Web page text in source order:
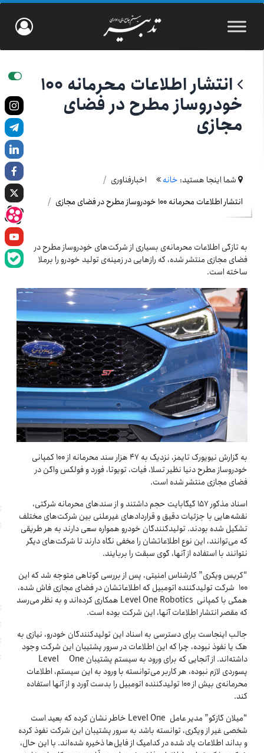
انتشار اطلاعات محرمانه‌ ۱۰۰
خودروساز مطرح در فضای
مجازی
شما اینجا هستید: خانه
اخبارفناوری
انتشار اطلاعات محرمانه‌ ۱۰۰ خودروساز مطرح در فضای مجازی
به تازگی اطلاعات محرمانه‌ی‌‌ بسیاری از شرکت‌های خودروساز مطرح در
فضای مجازی منتشر شده، که رازهایی در زمینه‌ی تولید خودرو را برملا
ساخته است.
به گزارش نیویورک تایمز، نزدیک به ۴۷ هزار سند محرمانه از ۱۰۰ کمپانی
خودروساز مطرح دنیا نظیر تسلا، فیات، تویوتا، فورد و فولکس ‌واگن در
فضای مجازی منتشر شده است.
اسناد مذکور ۱۵۷ گیگابایت حجم داشتند و از سندهای محرمانه شرکتی،
نقشه‌هایی با جزئیات دقیق و قراردادهای غیرعلنی بین شرکت‌های مختلف
تشکیل شده‌‌ بودند. تولیدکنندگان خودرو همواره سعی دارند به هر طریقی
که می‌توانند، این نوع اطلاعاتشان را مخفی نگاه دارند تا شرکت‌های دیگر
نتوانند با استفاده از آنها، گوی سبقت را بربایند.
“کریس ویکری” کارشناس امنیتی، پس از بررسی کوتاهی متوجه شد که این
۱۰۰ شرکت تولید‌کننده اتومبیل که اطلاعاتشان در فضای مجازی فاش شده،
همگی با کمپانی Level One Robotics همکاری کرده‌اند و به نظر می‌رسد
که مقصر انتشار اطلاعات آنها، این شرکت بوده است.
جالب اینجاست برای دسترسی به اسناد این تولیدکنندگان خودرو، نیازی به
هک یا نفوذ نبوده، چرا که این اطلاعات در سرور پشتیبان این شرکت وجود
داشته‌اند. از آنجایی که برای ورود به سیستم پشتیبان Level One
پسوردی لازم نبوده، هر کاربر می‌توانسته با ورود به این سیستم، اطلاعات
محرمانه‌ی بیش از ۱۰۰ تولیدکننده‌ اتومبیل را بدست آورد و از آنها استفاده
کند.
“میلان گازکو” مدیر عامل Level One خاطر نشان کرده که بعید است
شخصی غیر از ویکری، توانسته باشد به سرور پشتیبان این شرکت نفوذ کرده
و بداند اطلاعات یاد شده در کدامیک از فایل‌ها ذخیره شده‌‌اند. با این حال،